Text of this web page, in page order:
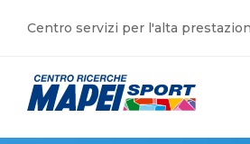
Centro servizi per l'alta